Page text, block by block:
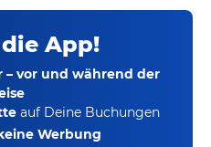
App!
– vor und während der
auf Deine Buchungen
Werbung